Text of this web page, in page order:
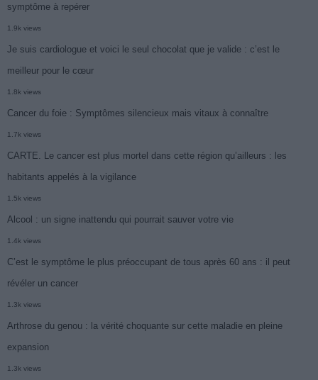
symptôme à repérer
1.9k views
Je suis cardiologue et voici le seul chocolat que je valide : c’est le
meilleur pour le cœur
1.8k views
Cancer du foie : Symptômes silencieux mais vitaux à connaître
1.7k views
CARTE. Le cancer est plus mortel dans cette région qu’ailleurs : les
habitants appelés à la vigilance
1.5k views
Alcool : un signe inattendu qui pourrait sauver votre vie
1.4k views
C’est le symptôme le plus préoccupant de tous après 60 ans : il peut
révéler un cancer
1.3k views
Arthrose du genou : la vérité choquante sur cette maladie en pleine
expansion
1.3k views